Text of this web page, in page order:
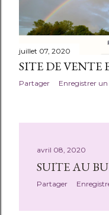
juillet 07, 2020
SITE DE VENTE
Partager Enregistrer
avril 08, 2020
SUITE AU
Partager